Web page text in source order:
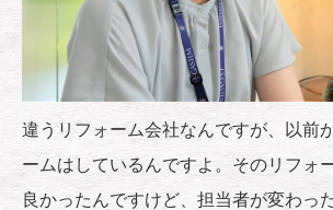
違うリフォーム会社なんですが、以前
ームはしているんですよ。そのリフォ
良かったんですけど、担当者が変わっ